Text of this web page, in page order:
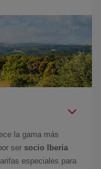
la gama más
ser socio Iberia
especiales para